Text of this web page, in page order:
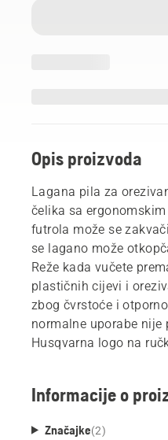
Opis proizvoda
Lagana pila za
čelika sa
futrola može se
se lagano može
Reže kada vučete
plastičnih cijevi i
zbog čvrstoće i
normalne uporabe nije
Husqvarna logo na
Informacije o
Značajke(2)